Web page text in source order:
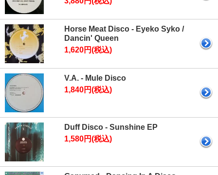
Horse Meat Disco - Eyeko Syko /
Dancin' Queen
1,620円(税込)
V.A. - Mule Disco
1,840円(税込)
Duff Disco - Sunshine EP
1,580円(税込)